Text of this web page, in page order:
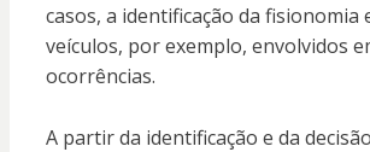
casos, a identificação da fisionomia
veículos, por exemplo, envolvidos
ocorrências.
A partir da identificação e da